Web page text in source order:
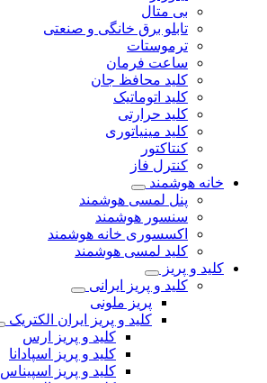
بی متال
تابلو برق خانگی و صنعتی
ترموستات
ساعت فرمان
کلید محافظ جان
کلید اتوماتیک
کلید حرارتی
کلید مینیاتوری
کنتاکتور
کنترل فاز
خانه هوشمند
پنل لمسی هوشمند
سنسور هوشمند
اکسسوری خانه هوشمند
کلید لمسی هوشمند
کلید و پریز
کلید و پریز ایرانی
پریز ملونی
کلید و پریز ایران الکتریک
کلید و پریز ارس
کلید و پریز اسپادانا
کلید و پریز اسپیناس